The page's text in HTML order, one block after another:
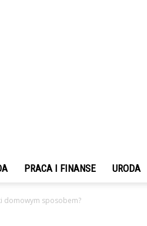
PRACA I FINANSE URODA
domowym sposobem?